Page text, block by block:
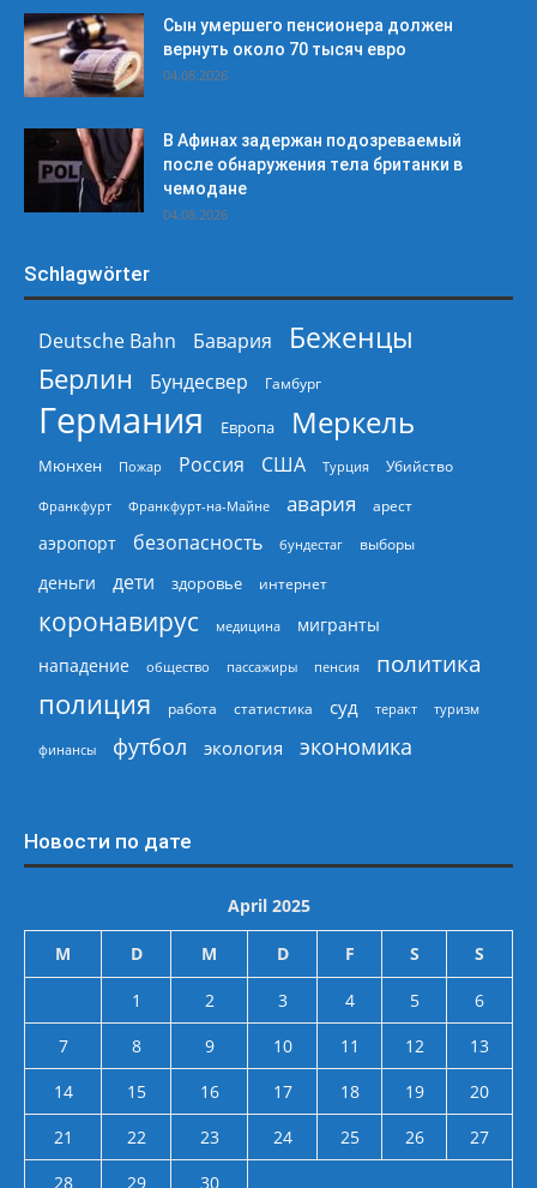
Сын умершего пенсионера должен
вернуть около 70 тысяч евро
04.08.2026
В Афинах задержан подозреваемый
после обнаружения тела британки в
чемодане
04.08.2026
Schlagwörter
Deutsche Bahn Бавария
Беженцы
Берлин
Бундесвер Гамбург
Германия Европа Меркель
Мюнхен Пожар Россия США Турция Убийство
Франкфурт Франкфурт-на-Майне авария арест
аэропорт безопасность бундестаг выборы
деньги дети здоровье интернет
коронавирус медицина
мигранты
нападение
общество пассажиры пенсия политика
полиция работа статистика суд теракт туризм
финансы футбол экология экономика
Новости по дате
April 2025
M D M D F S S
1 2 3 4 5
6
7
8 9 10 11 12
13
14
15 16 17 18 19
20
21
22 23 24 25 26
27
28
29 30